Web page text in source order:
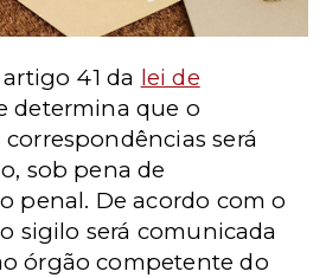
41 da lei de
determina que o
será
sob pena de
penal. De acordo com o
sigilo será comunicada
órgão competente do